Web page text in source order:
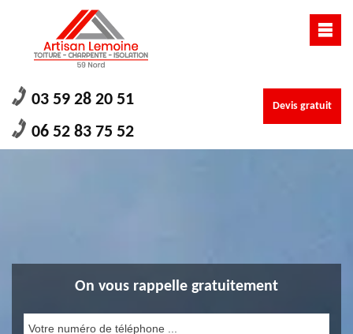
03 59 28 20 51
06 52 83 75 52
Devis gratuit
On vous rappelle gratuitement